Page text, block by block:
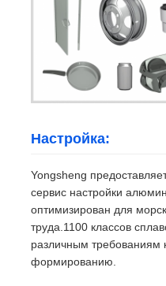
Настройка:
Yongsheng
сервис настройки
оптимизирован для
труда.1100 классов
различным требованиям
формированию.